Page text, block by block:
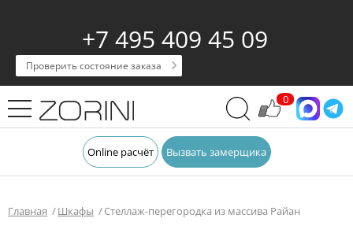
+7 495 409 45 09
Проверить состояние заказа
0
Online расчёт Вызвать замерщика
Главная Шкафы Стеллаж-перегородка из массива Райан